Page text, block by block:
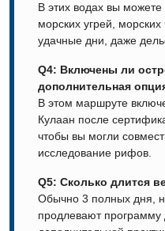
В этих водах вы
морских угрей,
удачные дни, даже
Q4: Включены ли
дополнительная
В этом маршруте
Кулаан после
чтобы вы могли
исследование рифов.
Q5: Сколько длится
Обычно 3 полных дня,
продлевают программу